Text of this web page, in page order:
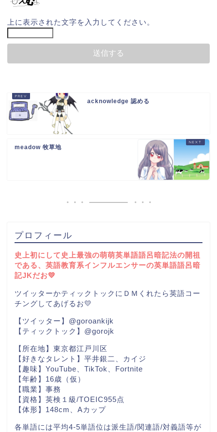
上に表示された文字を入力してください。
acknowledge 認める
meadow 牧草地
プロフィール
史上初にして史上最強の萌萌英単語語呂暗記法の開祖
である、英語教育系インフルエンサーの英単語語呂暗
記JKだお💛
ツイッターかティックトックにＤＭくれたら英語コー
チングしてあげるお💛
【ツイッター】@goroankijk
【ティックトック】@gorojk
【所在地】東京都江戸川区
【好きなタレント】平井銀二、カイジ
【趣味】YouTube、TikTok、Fortnite
【年齢】16歳（仮）
【職業】事務
【資格】英検１級/TOEIC955点
【体形】148cm、Aカップ
各単語には平均4-5単語位は派生語/関連語/対義語等が